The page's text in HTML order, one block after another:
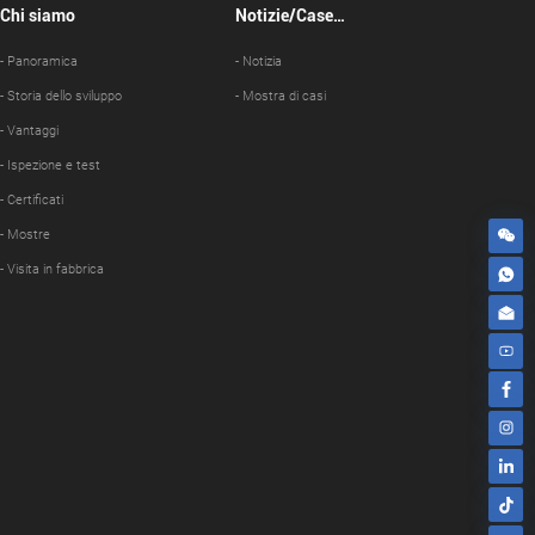
Chi siamo
- Panoramica
- Storia dello sviluppo
- Vantaggi
- Ispezione e test
- Certificati
- Mostre
- Visita in fabbrica
Notizie/Case
- Notizia
- Mostra di casi